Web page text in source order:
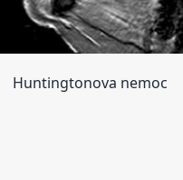
Huntingtonova nemoc